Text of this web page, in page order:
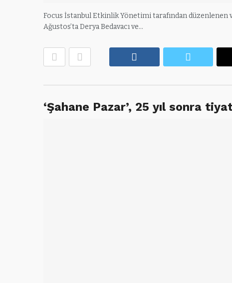
Focus İstanbul Etkinlik Yönetimi tarafından düzenlenen
Ağustos’ta Derya Bedavacı ve…
‘Şahane Pazar’, 25 yıl sonra